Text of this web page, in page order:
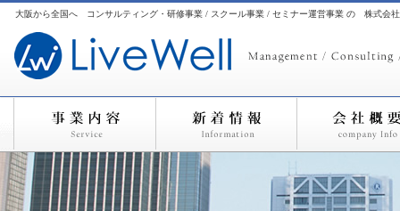
大阪から全国へ コンサルティング・研修事業 / スクール事業 / セミナー運営事業 の 株式会